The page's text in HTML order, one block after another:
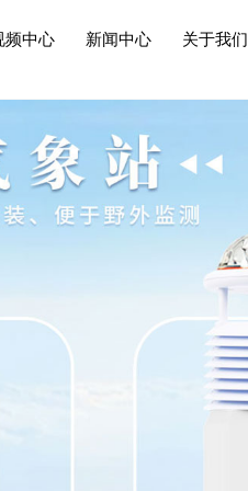
频中心 新闻中心 关于我们